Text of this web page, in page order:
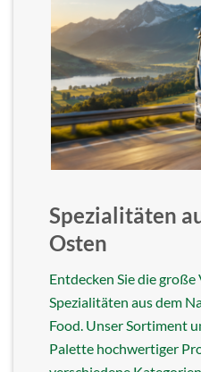
Spezialitäten
Osten
Entdecken Sie die
Spezialitäten aus dem
Food. Unser Sortiment
Palette hochwertiger